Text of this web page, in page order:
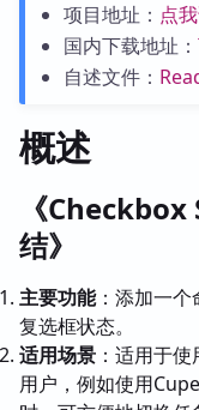
项目地址： 点
国内下载地址：
自述文件：
概述
《
结》
主要功能：添加一个
复选框状态。
适用场景 ：适用于
用户，例如使用